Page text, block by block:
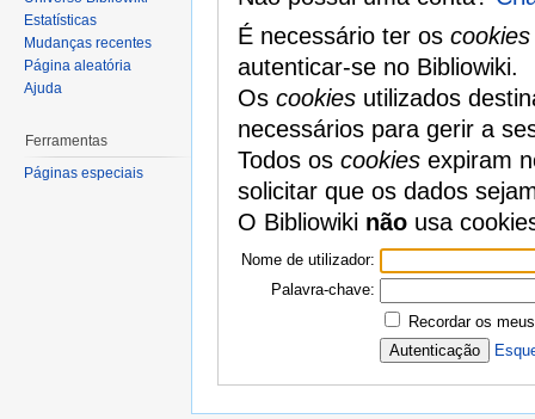
É necessário ter os cookies
autenticar-se no Bibliowiki.
Os cookiesutilizados
necessários para gerir a
Todos os cookiesexpiram
solicitar que os dados
O Bibliowiki nãousa
Nome de utilizador:
Palavra-chave:
Recordar os
Estatísticas
Mudanças recentes
Página aleatória
Ajuda
Ferramentas
Páginas especiais